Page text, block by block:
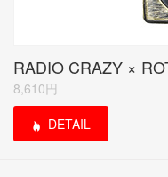
8,610円
DETAIL